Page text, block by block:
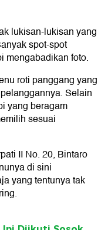
lukisan-lukisan yang
spot-spot
mengabadikan foto.
roti panggang yang
Selain
yang beragam
sesuai
II No. 20, Bintaro
di sini
yang tentunya tak